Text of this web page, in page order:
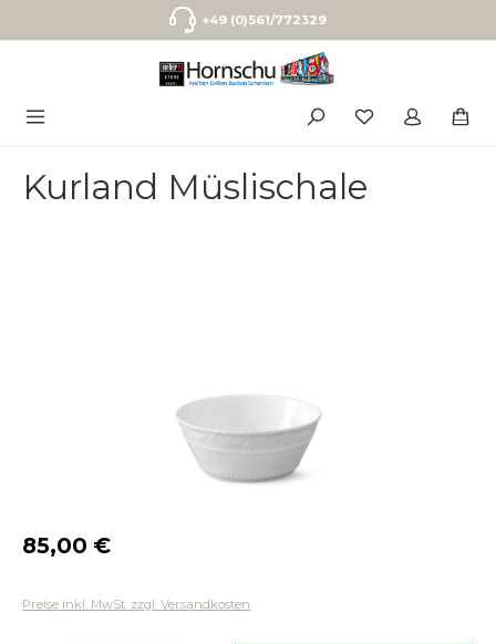
Zum Hauptinhalt springen+49 (0)561/772329
Kurland Müslischale
Regulärer Preis:
85,00 €
Preise inkl. MwSt. zzgl. Versandkosten